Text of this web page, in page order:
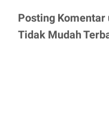
Posting Komentar
Tidak Mudah